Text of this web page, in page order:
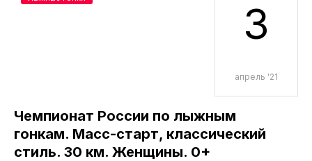
3
апрель '21
Чемпионат России по лыжным
гонкам. Масс-старт, классический
стиль. 30 км. Женщины. 0+